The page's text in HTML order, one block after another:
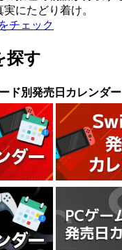
にたどり着け。
チェック
探す
ド別発売日カレンダー